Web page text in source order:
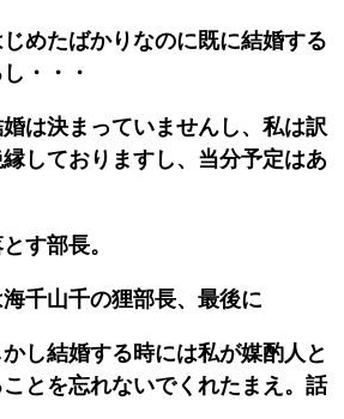
めたばかりなのに既に結婚する
・・・
は決まっていませんし、私は訳
しておりますし、当分予定はあ
す部長。
千山千の狸部長、最後に
し結婚する時には私が媒酌人と
とを忘れないでくれたまえ。話